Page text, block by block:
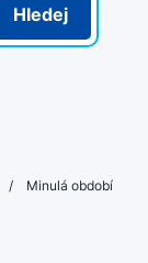
Hledej
/ Minulá období